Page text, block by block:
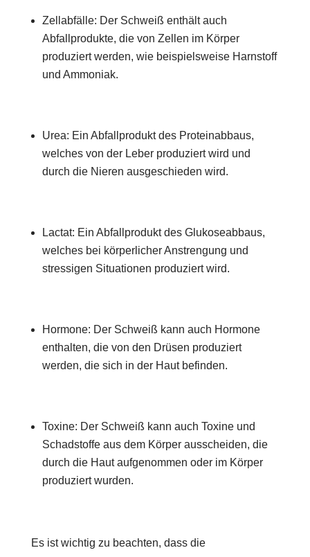
Zellabfälle: Der Schweiß enthält auch
Abfallprodukte, die von Zellen im Körper
produziert werden, wie beispielsweise Harnstoff
und Ammoniak.
Urea: Ein Abfallprodukt des Proteinabbaus,
welches von der Leber produziert wird und
durch die Nieren ausgeschieden wird.
Lactat: Ein Abfallprodukt des Glukoseabbaus,
welches bei körperlicher Anstrengung und
stressigen Situationen produziert wird.
Hormone: Der Schweiß kann auch Hormone
enthalten, die von den Drüsen produziert
werden, die sich in der Haut befinden.
Toxine: Der Schweiß kann auch Toxine und
Schadstoffe aus dem Körper ausscheiden, die
durch die Haut aufgenommen oder im Körper
produziert wurden.
Es ist wichtig zu beachten, dass die